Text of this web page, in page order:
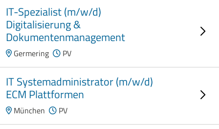
IT-Spezialist (m/w/d)
Digitalisierung &
Dokumentenmanagement
Germering PV
IT Systemadministrator (m/w/d)
ECM Plattformen
München PV